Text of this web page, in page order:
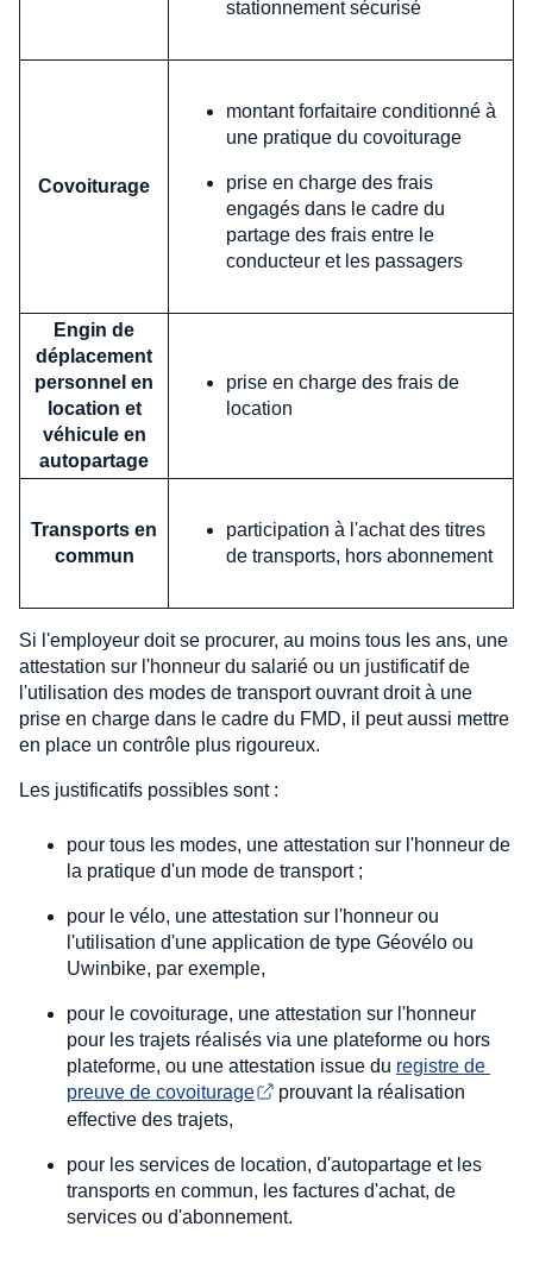
stationnement sécurisé
Covoiturage
montant forfaitaire conditionné à
une pratique du covoiturage
prise en charge des frais
engagés dans le cadre du
partage des frais entre le
conducteur et les passagers
Engin de
déplacement
personnel en
location et
véhicule en
autopartage
prise en charge des frais de
location
Transports en
commun
participation à l'achat des titres
de transports, hors abonnement
Si l'employeur doit se procurer, au moins tous les ans, une
attestation sur l'honneur du salarié ou un justificatif de
l'utilisation des modes de transport ouvrant droit à une
prise en charge dans le cadre du FMD, il peut aussi mettre
en place un contrôle plus rigoureux.
Les justificatifs possibles sont :
pour tous les modes, une attestation sur l'honneur de
la pratique d'un mode de transport ;
pour le vélo, une attestation sur l'honneur ou
l'utilisation d'une application de type Géovélo ou
Uwinbike, par exemple,
pour le covoiturage, une attestation sur l'honneur
pour les trajets réalisés via une plateforme ou hors
plateforme, ou une attestation issue du registre de
preuve de covoiturage
prouvant la réalisation
effective des trajets,
pour les services de location, d'autopartage et les
transports en commun, les factures d'achat, de
services ou d'abonnement.